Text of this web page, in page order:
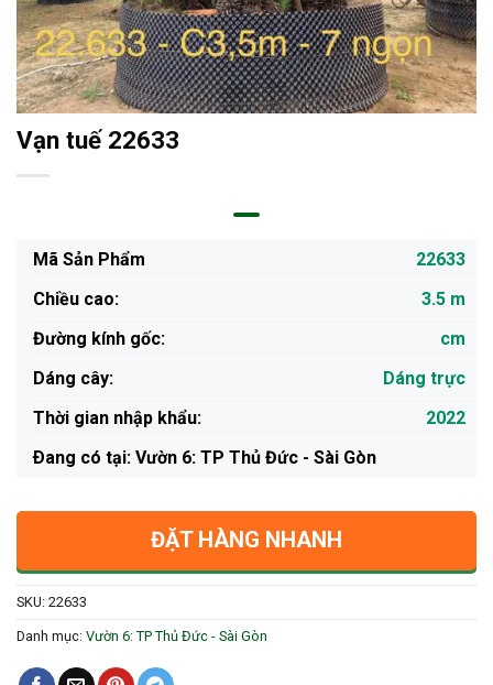
Vạn tuế 22633
Mã Sản Phẩm
22633
Chiều cao:
3.5 m
Đường kính gốc:
cm
Dáng cây:
Dáng trực
Thời gian nhập khẩu:
2022
Ðang có tại: Vườn 6: TP Thủ Đức - Sài Gòn
ĐẶT HÀNG NHANH
SKU: 22633
Danh mục: Vườn 6: TP Thủ Đức - Sài Gòn